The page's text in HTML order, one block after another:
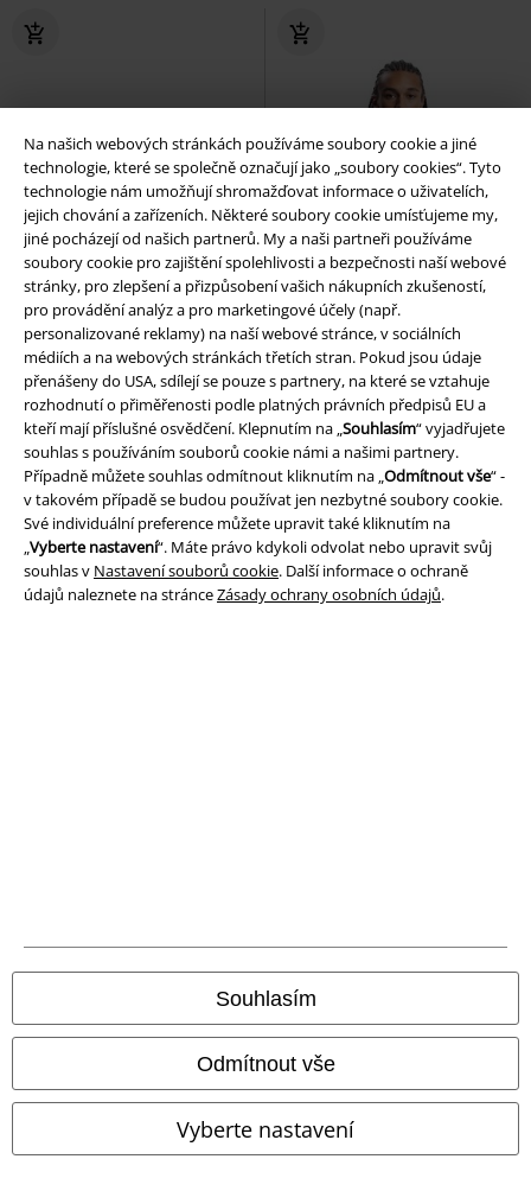
Na našich webových stránkách používáme soubory cookie a jiné
technologie, které se společně označují jako „soubory cookies“. Tyto
technologie nám umožňují shromažďovat informace o uživatelích,
jejich chování a zařízeních. Některé soubory cookie umísťujeme my,
jiné pocházejí od našich partnerů. My a naši partneři používáme
soubory cookie pro zajištění spolehlivosti a bezpečnosti naší webové
stránky, pro zlepšení a přizpůsobení vašich nákupních zkušeností,
pro provádění analýz a pro marketingové účely (např.
personalizované reklamy) na naší webové stránce, v sociálních
médiích a na webových stránkách třetích stran. Pokud jsou údaje
přenášeny do USA, sdílejí se pouze s partnery, na které se vztahuje
rozhodnutí o přiměřenosti podle platných právních předpisů EU a
kteří mají příslušné osvědčení. Klepnutím na „Souhlasím“ vyjadřujete
souhlas s používáním souborů cookie námi a našimi partnery.
Případně můžete souhlas odmítnout kliknutím na „Odmítnout vše“ -
v takovém případě se budou používat jen nezbytné soubory cookie.
Své individuální preference můžete upravit také kliknutím na
„Vyberte nastavení“. Máte právo kdykoli odvolat nebo upravit svůj
souhlas v Nastavení souborů cookie. Další informace o ochraně
údajů naleznete na stránceZásady ochrany osobních údajů.
Souhlasím
Odmítnout vše
Vyberte nastavení
Kč 279,00
Pásek z imitace kože
Urban
Classics
Opasek
Plus Velikost
Kč 819,00
Cult Washed T-shirt
Favela
Oversized tričko
Kč 1.089,00
King Kerosin
Kšiltovka
Nášivky
Kč 819,00
Kapolei Hat